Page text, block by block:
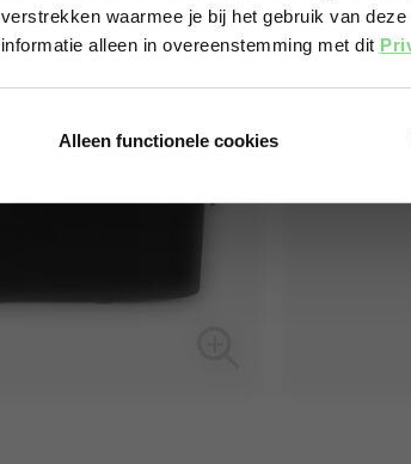
verstrekken waarmee je bij het gebruik van
informatie alleen in overeenstemming met dit
Alleen functionele cookies
Yes,